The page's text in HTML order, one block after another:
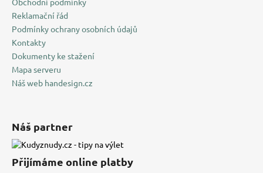
Reklamační řád
Podmínky ochrany osobních údajů
Kontakty
Dokumenty ke stažení
Mapa serveru
Náš web handesign.cz
Náš partner
Přijímáme online platby